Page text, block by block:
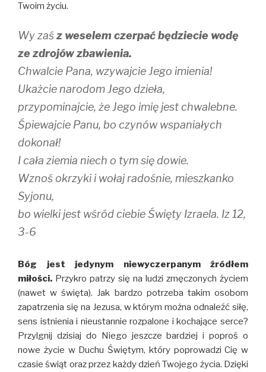
Twoim życiu.
Wy zaśz weselem czerpać będziecie wodę
ze zdrojów zbawienia.
Chwalcie Pana, wzywajcie Jego imienia!
Ukażcie narodom Jego dzieła,
przypominajcie, że Jego imię jest chwalebne.
Śpiewajcie Panu, bo czynów wspaniałych
dokonał!
I cała ziemia niech o tym się dowie.
Wznoś okrzyki i wołaj radośnie, mieszkanko
Syjonu,
bo wielki jest wśród ciebie Święty Izraela. Iz 12,
3-6
Bóg jest jedynym niewyczerpanym źródłem
miłości. Przykro patrzy się na ludzi zmęczonych życiem
(nawet w święta). Jak bardzo potrzeba takim osobom
zapatrzenia się na Jezusa, w którym można odnaleźć siłę,
sens istnienia i nieustannie rozpalone i kochające serce?
Przylgnij dzisiaj do Niego jeszcze bardziej i poproś o
nowe życie w Duchu Świętym, który poprowadzi Cię w
czasie świąt oraz przez każdy dzień Twojego życia. Dzięki